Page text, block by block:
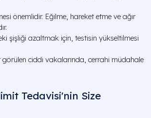
önemlidir. Eğilme, hareket etme ve ağır
şişliği azaltmak için, testisin yükseltilmesi
ciddi vakalarında, cerrahi müdahale
Tedavisi'nin Size